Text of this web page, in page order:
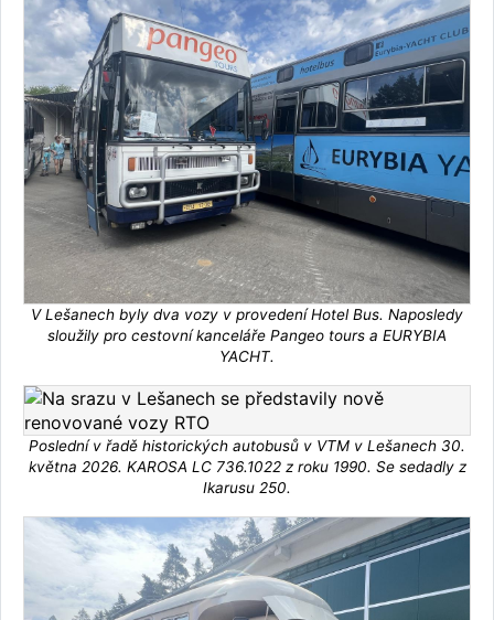
V Lešanech byly dva vozy v provedení Hotel Bus. Naposledy
sloužily pro cestovní kanceláře Pangeo tours a EURYBIA
YACHT.
Poslední v řadě historických autobusů v VTM v Lešanech 30.
května 2026. KAROSA LC 736.1022 z roku 1990. Se sedadly z
Ikarusu 250.